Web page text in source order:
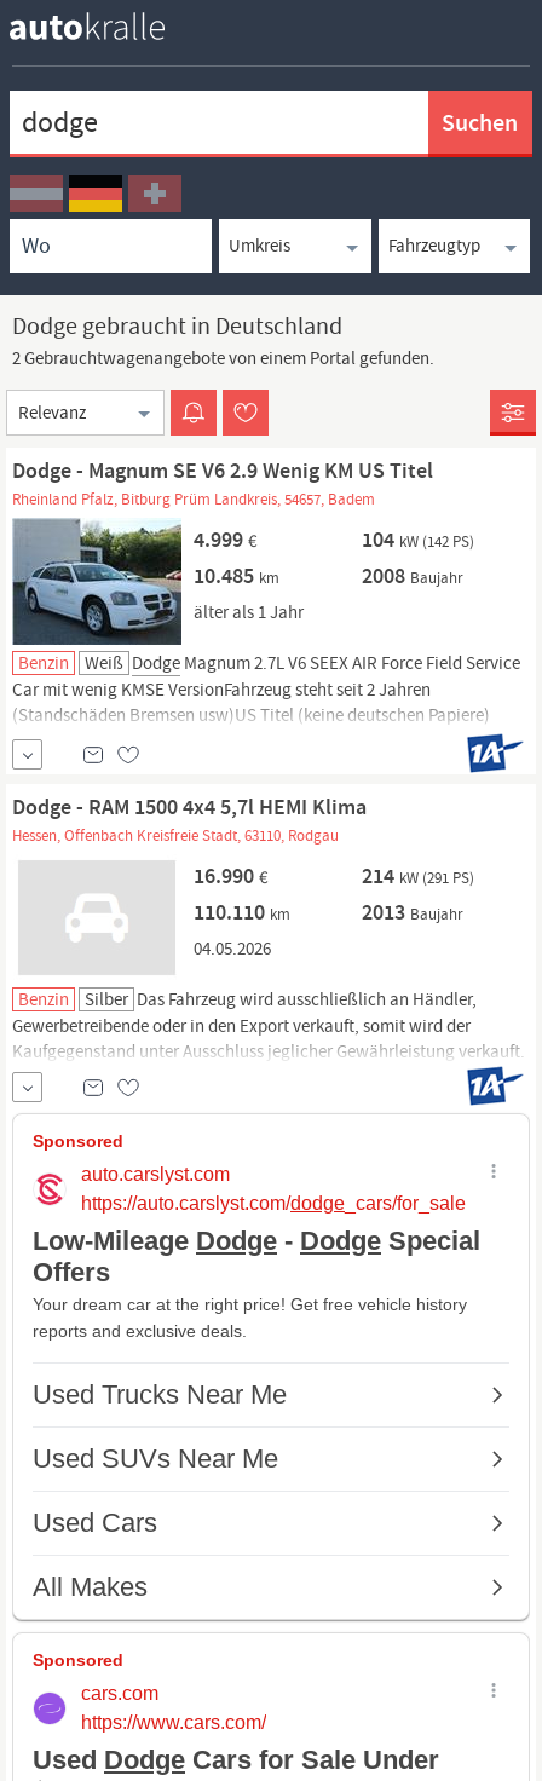
Ortssuche
Umkreissuche
Typsuche
Dodge gebraucht in Deutschland
2 Gebrauchtwagenangebote von einem Portal gefunden.
Sortierung
Dodge - Magnum SE V6 2.9 Wenig KM US Titel
Rheinland Pfalz, Bitburg Prüm Landkreis, 54657, Badem
4.999 € 104 kW (142 PS)
10.485 km 2008 Baujahr
älter als 1 Jahr
Benzin Weiß Dodge Magnum 2.7L V6 SEEX AIR Force Field Service
Car mit wenig KMSE VersionFahrzeug steht seit 2 Jahren
(Standschäden Bremsen usw)US Titel (keine deutschen Papiere)
Verzollung wurde bereits gemacht und bezahlt.Importiert von den
Azoren US Airforce StützpunktDaimler-Chrysler 6 Cylinder 2.7L
Dodge - RAM 1500 4x4 5,7l HEMI Klima
Hessen, Offenbach Kreisfreie Stadt, 63110, Rodgau
16.990 € 214 kW (291 PS)
110.110 km 2013 Baujahr
04.05.2026
Benzin Silber Das Fahrzeug wird ausschließlich an Händler,
Gewerbetreibende oder in den Export verkauft, somit wird der
Kaufgegenstand unter Ausschluss jeglicher Gewährleistung verkauft.